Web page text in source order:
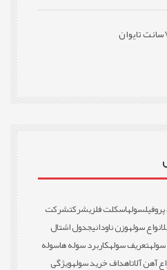
سولهاسکلت فلزیشرکتشرکت
انواع سولهوزن ناودانیجدول اشتال
تعریف سولهکاربرد سوله هاسوله
آهن آلاتاهداف خرید سولهویژگی